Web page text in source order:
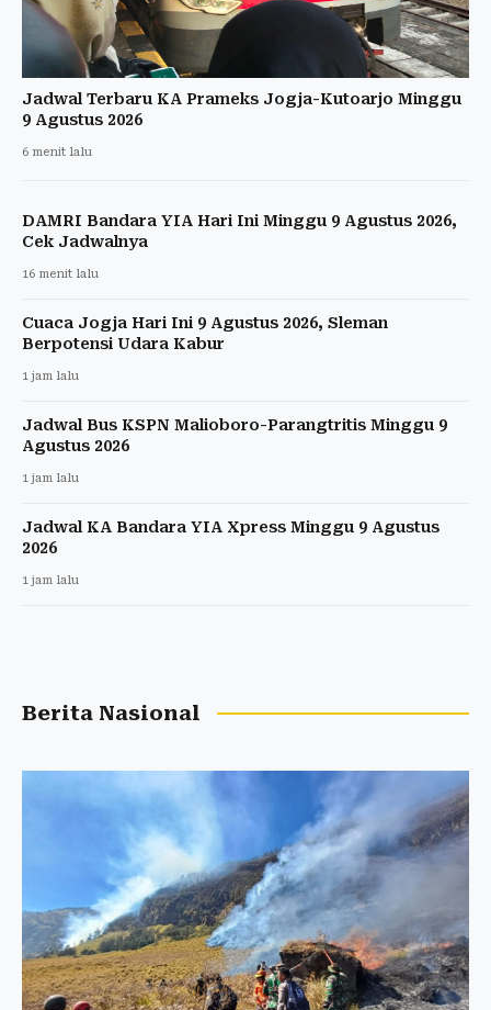
Jadwal Terbaru KA Prameks Jogja-Kutoarjo Minggu
9 Agustus 2026
6 menit lalu
DAMRI Bandara YIA Hari Ini Minggu 9 Agustus 2026,
Cek Jadwalnya
16 menit lalu
Cuaca Jogja Hari Ini 9 Agustus 2026, Sleman
Berpotensi Udara Kabur
1 jam lalu
Jadwal Bus KSPN Malioboro-Parangtritis Minggu 9
Agustus 2026
1 jam lalu
Jadwal KA Bandara YIA Xpress Minggu 9 Agustus
2026
1 jam lalu
Berita Nasional